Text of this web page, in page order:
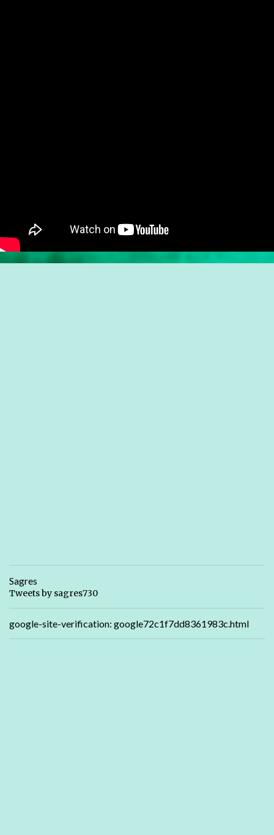
Sagres
Tweets by sagres730
google-site-verification: google72c1f7dd8361983c.html